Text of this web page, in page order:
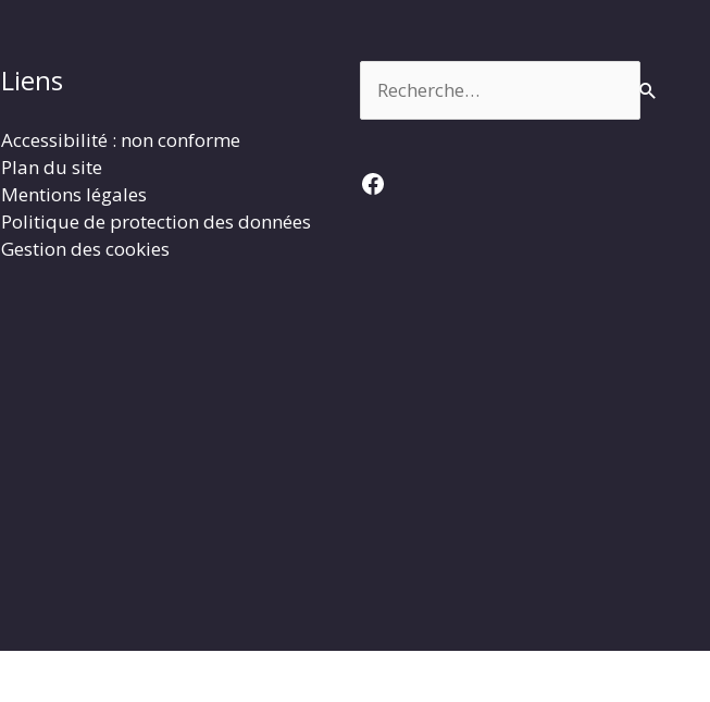
Liens
Accessibilité : non conforme
Plan du site
Mentions légales
Politique de protection des données
Gestion des cookies
Facebook